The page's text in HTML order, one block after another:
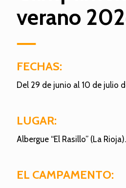
verano
FECHAS:
Del 29 de junio al 10 de julio
LUGAR:
Albergue “El Rasillo” (La Rioja).
EL CAMPAMENTO: